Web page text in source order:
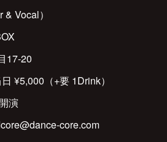
Vocal）
17-20
¥5,000（+要 1Drink）
演
core.com